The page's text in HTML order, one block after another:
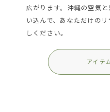
広がります。沖縄の空気
い込んで、あなただけの
しください。
アイテ